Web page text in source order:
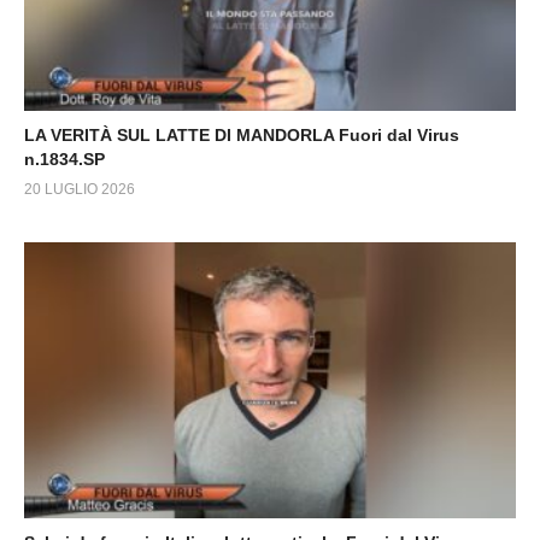
LA VERITÀ SUL LATTE DI MANDORLA Fuori dal Virus
n.1834.SP
20 LUGLIO 2026